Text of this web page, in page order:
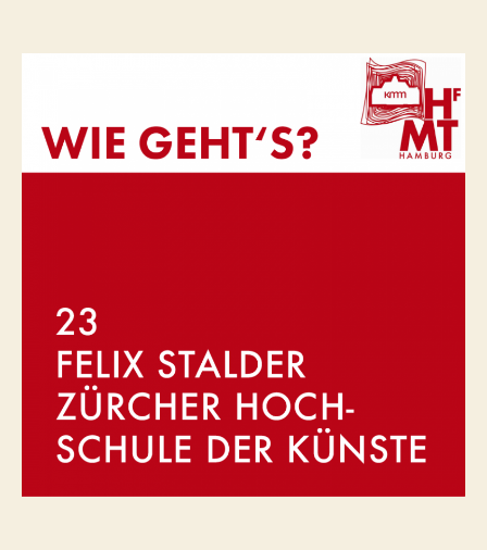
–
Zürcher
Hochschule